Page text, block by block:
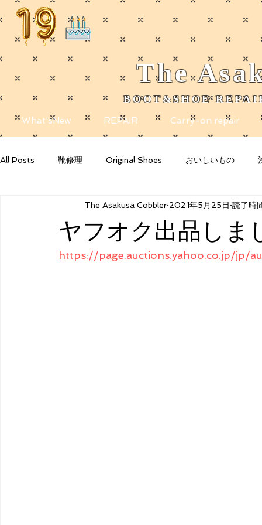
The
​BOOT&SHOE
What'sNew REPAIR Carry-on repair
All Posts 靴修理 Original Shoes おいしいもの
Your Community Blogging Tips
ヤフオク出品しま
The Asakusa Cobbler 2021年5月25日 読了時
https://page.auctions.yahoo.co.jp/jp/